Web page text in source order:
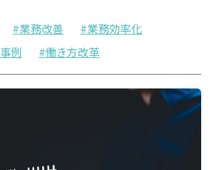
業務改善
業務効率化
事例 働き方改革